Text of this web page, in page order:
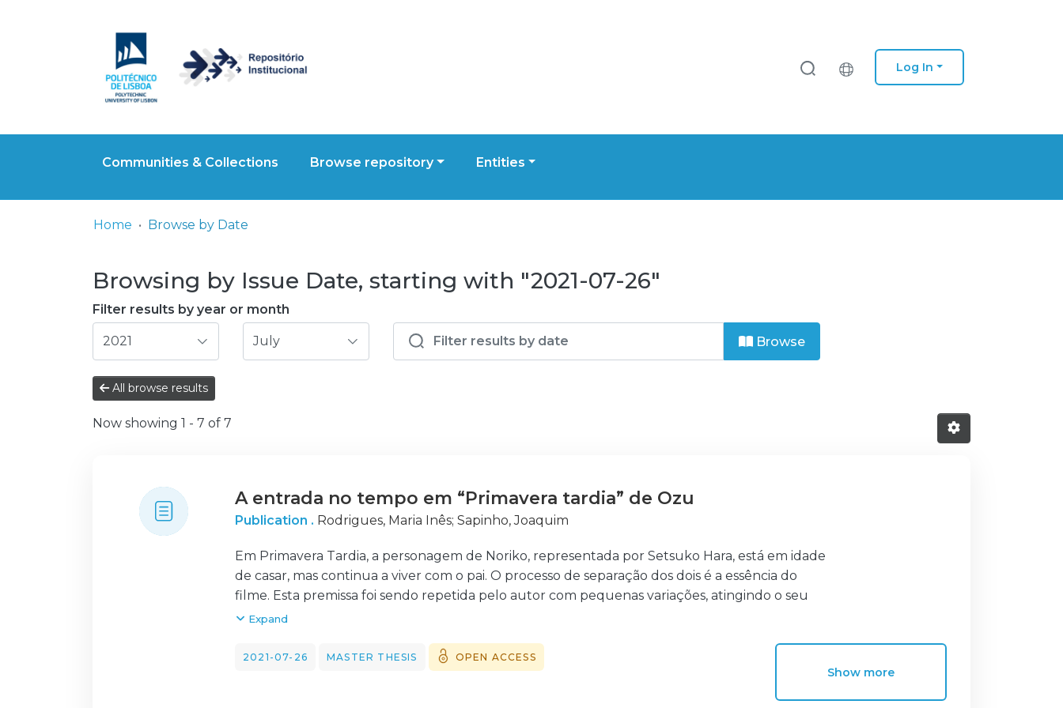
Log In
Communities & Collections Browse repository Entities
Home Browse by Date
Browsing by Issue Date, starting with "2021-07-26"
Filter results by year or month
Browse
All browse results
Now showing 1 - 7 of 7
A entrada no tempo em “Primavera tardia” de Ozu
Publication . Rodrigues, Maria Inês; Sapinho, Joaquim
Em Primavera Tardia, a personagem de Noriko, representada por Setsuko Hara, está em idade
de casar, mas continua a viver com o pai. O processo de separação dos dois é a essência do
filme. Esta premissa foi sendo repetida pelo autor com pequenas variações, atingindo o seu
expoente máximo na obra de 1949.
tangível de uma mulher entre tempos, e como o realizador encontra figuração para a forma
como é que ela muda ao longo da narrativa.
Na conclusão, a dissertação procura definir os recursos cinematográficos do cineasta que
Expand
2021-07-26 MASTER THESIS OPEN ACCESS
Show more